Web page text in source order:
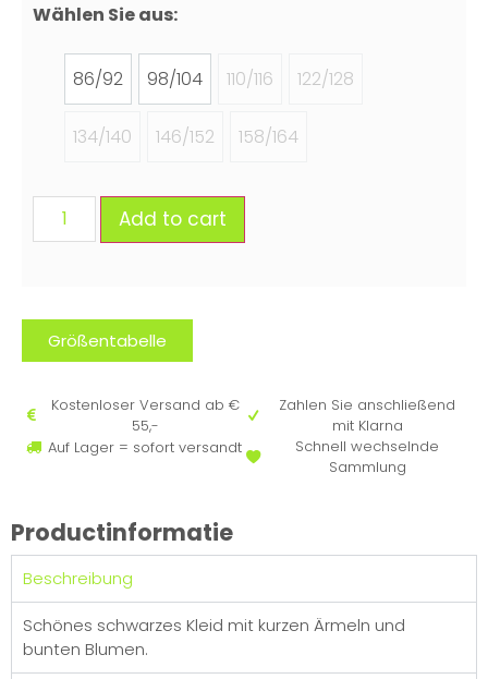
Wählen Sie aus:
86/92 98/104 110/116 122/128
134/140 146/152 158/164
Add to cart
Größentabelle
Kostenloser Versand ab €
55,-
Auf Lager = sofort versandt
Zahlen Sie anschließend
mit Klarna
Schnell wechselnde
Sammlung
Productinformatie
Beschreibung
Schönes schwarzes Kleid mit kurzen Ärmeln und
bunten Blumen.